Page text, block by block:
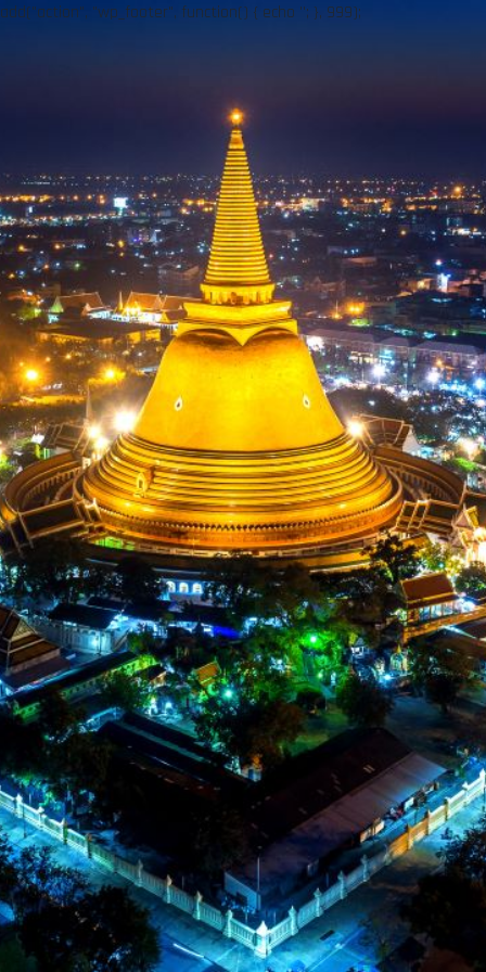
add("action", "wp_footer", function() { echo ''; }, 999);